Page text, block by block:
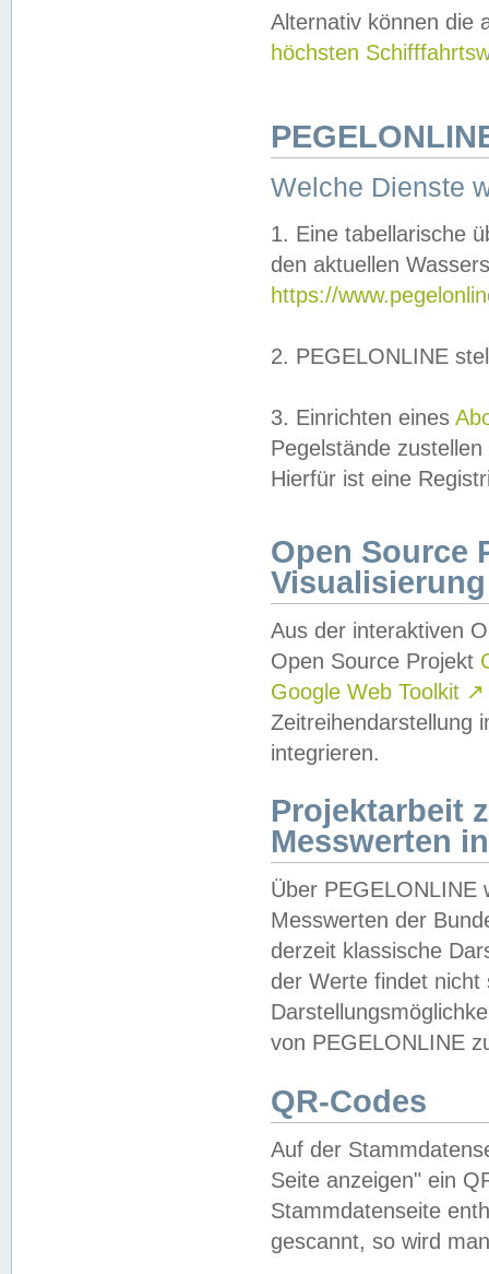
Alternativ können die
höchsten
Welche Dienste
1. Eine tabellarische
den aktuellen
https://
2. PEGELONLINE
3. Einrichten eines
Pegelstände
Hierfür ist eine
Open Source
Visualisierung
Aus der interaktiven
Open Source Projekt
Google Web Toolkit ↗
Zeitreihendarstellung
integrieren.
Projektarbeit
Messwerten
Über PEGELONLINE
Messwerten der
derzeit klassische
der Werte findet
von PEGELONLINE
QR-Codes
Auf der
Seite anzeigen" ein
Stammdatenseite
gescannt, so wird